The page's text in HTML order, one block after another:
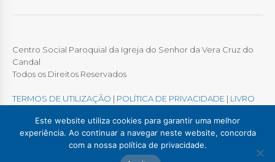
Centro Social Paroquial da Igreja do Senhor da Vera Cruz do
Candal
Todos os Direitos Reservados
TERMOS DE UTILIZAÇÃO | POLÍTICA DE PRIVACIDADE | LIVRO
Colégio / Creche Candal
Creche Madalena
Este website utiliza cookies para garantir uma melhor
experiência. Ao continuar a navegar neste website, concorda
com a nossa política de privacidade.